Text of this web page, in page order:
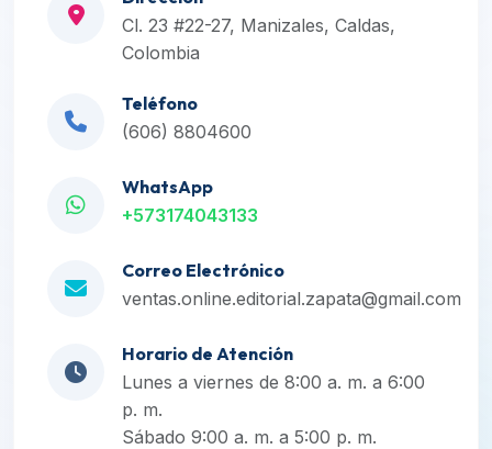
Cl. 23 #22-27, Manizales, Caldas,
Colombia
Teléfono
(606) 8804600
WhatsApp
+573174043133
Correo Electrónico
ventas.online.editorial.zapata@gmail.com
Horario de Atención
Lunes a viernes de 8:00 a. m. a 6:00
p. m.
Sábado 9:00 a. m. a 5:00 p. m.